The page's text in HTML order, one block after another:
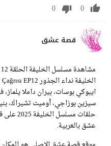
0
0
قصة عشق
ايبوكي بوسات، بيران داملا
سيزين بوزاجي، أوميت تشيراك،
حلقات
عشق بالعربية.